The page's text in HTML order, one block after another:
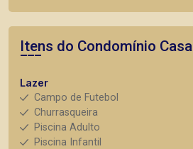
Itens do Condomínio Casa
Lazer
Campo de Futebol
Churrasqueira
Piscina Adulto
Piscina Infantil